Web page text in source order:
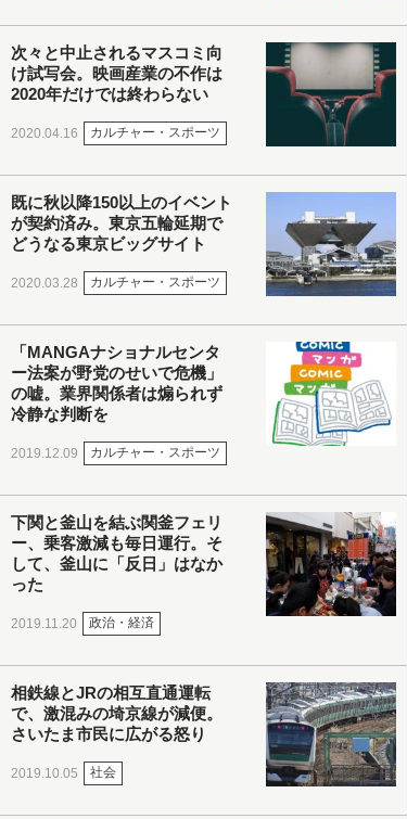
次々と中止されるマスコミ向
け試写会。映画産業の不作は
2020年だけでは終わらない
2020.04.16 カルチャー・スポーツ
既に秋以降150以上のイベント
が契約済み。東京五輪延期で
どうなる東京ビッグサイト
2020.03.28 カルチャー・スポーツ
「MANGAナショナルセンタ
ー法案が野党のせいで危機」
の嘘。業界関係者は煽られず
冷静な判断を
2019.12.09 カルチャー・スポーツ
下関と釜山を結ぶ関釜フェリ
ー、乗客激減も毎日運行。そ
して、釜山に「反日」はなか
った
2019.11.20 政治・経済
相鉄線とJRの相互直通運転
で、激混みの埼京線が減便。
さいたま市民に広がる怒り
2019.10.05 社会